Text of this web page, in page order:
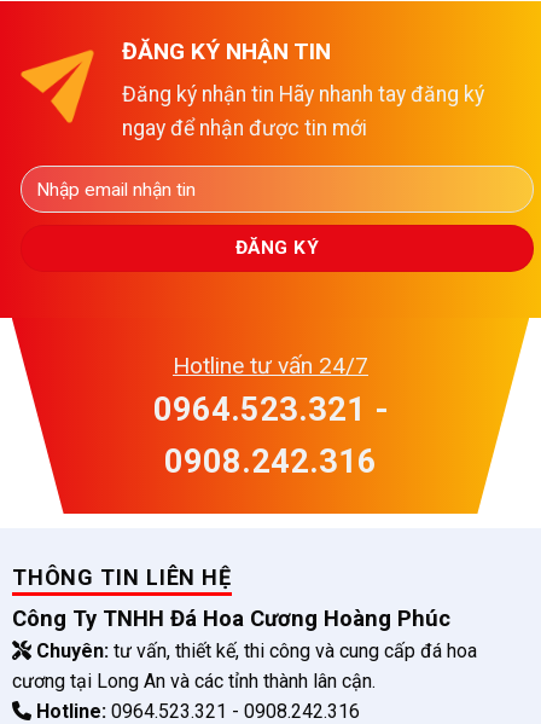
ĐĂNG KÝ NHẬN TIN
Đăng ký nhận tin Hãy nhanh tay đăng ký
ngay để nhận được tin mới
Hotline tư vấn 24/7
0964.523.321 -
0908.242.316
THÔNG TIN LIÊN HỆ
Công Ty TNHH Đá Hoa Cương Hoàng Phúc
Chuyên:tư vấn, thiết kế, thi công và cung cấp đá hoa
cương tại Long An và các tỉnh thành lân cận.
Hotline:0964.523.321 - 0908.242.316